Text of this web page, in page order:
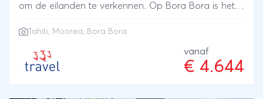
om de eilanden te verkennen. Op Bora Bora is het
Tahiti, Moorea, Bora Bora
vanaf
€ 4.644